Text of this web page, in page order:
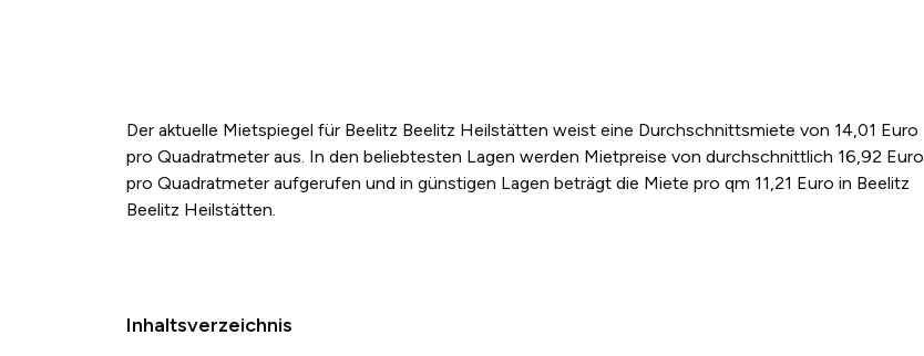
Der aktuelle Mietspiegel für Beelitz Beelitz Heilstätten weist eine Durchschnittsmiete von 14,01 Euro
pro Quadratmeter aus. In den beliebtesten Lagen werden Mietpreise von durchschnittlich 16,92 Euro
pro Quadratmeter aufgerufen und in günstigen Lagen beträgt die Miete pro qm 11,21 Euro in Beelitz
Beelitz Heilstätten.
Inhaltsverzeichnis